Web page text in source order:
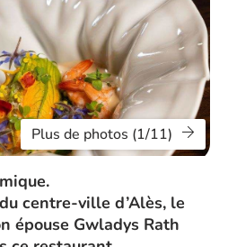
Plus de photos (1/11)
centre-ville d’Alès, le
épouse Gwladys Rath